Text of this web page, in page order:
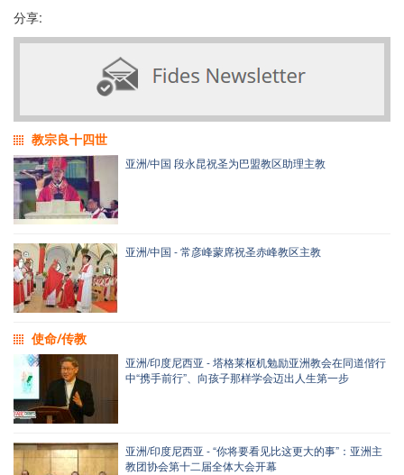
分享:
教宗良十四世
亚洲/中国 段永昆祝圣为巴盟教区助理主教
亚洲/中国 - 常彦峰蒙席祝圣赤峰教区主教
使命/传教
亚洲/印度尼西亚 - 塔格莱枢机勉励亚洲教会在同道偕行
中“携手前行”、向孩子那样学会迈出人生第一步
亚洲/印度尼西亚 - “你将要看见比这更大的事”：亚洲主
教团协会第十二届全体大会开幕